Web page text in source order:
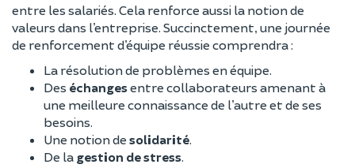
entre les salariés. Cela renforce aussi la notion de
valeurs dans l’entreprise. Succinctement, une journée
de renforcement d’équipe réussie comprendra :
La résolution de problèmes en équipe.
Des échangesentre collaborateurs amenant à
une meilleure connaissance de l’autre et de ses
besoins.
Une notion de solidarité
De la gestion de stress